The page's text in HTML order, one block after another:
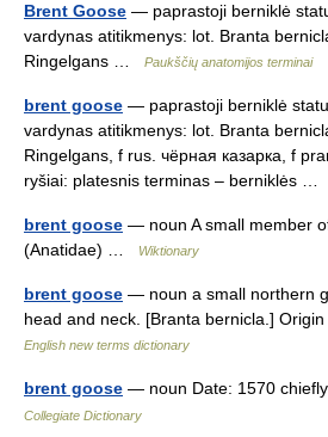
Brent Goose — paprastoji berniklė
vardynas atitikmenys: lot. Branta
Ringelgans …
Paukščių anatomijos terminai
brent goose — paprastoji berniklė
vardynas atitikmenys: lot. Branta
Ringelgans, f rus. чёрная казарка, f
ryšiai: platesnis terminas – berniklės …
brent goose — noun A small member
(Anatidae) …
Wiktionary
brent goose — noun a small northern
head and neck. [Branta bernicla.]
English new terms dictionary
brent goose — noun Date: 1570
Collegiate Dictionary